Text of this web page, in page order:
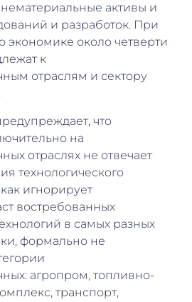
активы и
и разработок. При
экономике около четверти
к
отраслям и сектору
что
на
отраслях не отвечает
технологического
игнорирует
востребованных
в самых разных
формально не
агропром, топливно-
транспорт,